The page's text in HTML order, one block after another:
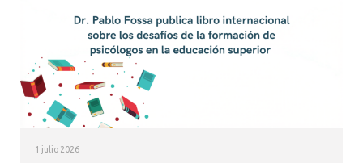
1 julio 2026